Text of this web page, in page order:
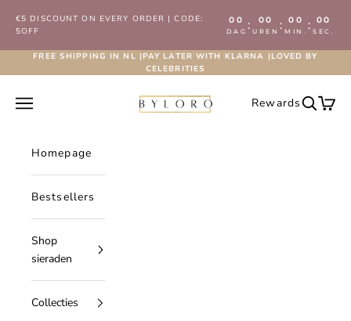
€5 DISCOUNT ON EVERY ORDER | CODE:
5OFF
00
DAG : 00
UREN : 00
MIN. : 00
SEC.
FREE SHIPPING IN NL |PAY LATER WITH KLARNA |LOVED BY
CELEBRITIES
Byloro.com
Navigatiemenu openen RewardsZoeken
Homepage
Bestsellers
Shop
sieraden
Collecties